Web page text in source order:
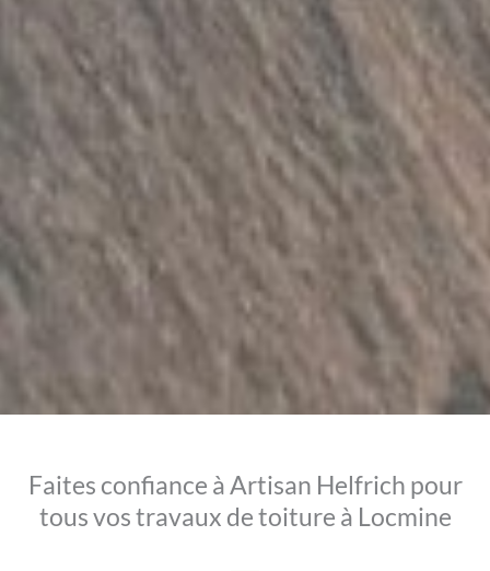
Faites confiance à Artisan Helfrich pour
tous vos travaux de toiture à Locmine